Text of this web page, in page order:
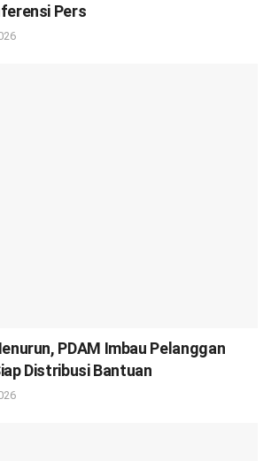
Pers
PDAM Imbau Pelanggan
Distribusi Bantuan